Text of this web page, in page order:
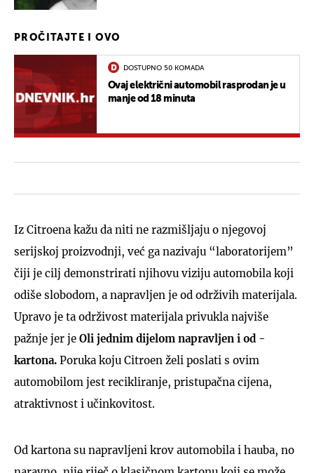
PROČITAJTE I OVO
DOSTUPNO 50 KOMADA
Ovaj električni automobil rasprodan je u
manje od 18 minuta
Iz Citroena kažu da niti ne razmišljaju o njegovoj
serijskoj proizvodnji, već ga nazivaju “laboratorijem”
čiji je cilj demonstrirati njihovu viziju automobila koji
odiše slobodom, a napravljen je od održivih materijala.
Upravo je ta održivost materijala privukla najviše
pažnje jer je Oli jednim dijelom napravljen i od -
kartona. Poruka koju Citroen želi poslati s ovim
automobilom jest recikliranje, pristupačna cijena,
atraktivnost i učinkovitost.
Od kartona su napravljeni krov automobila i hauba, no